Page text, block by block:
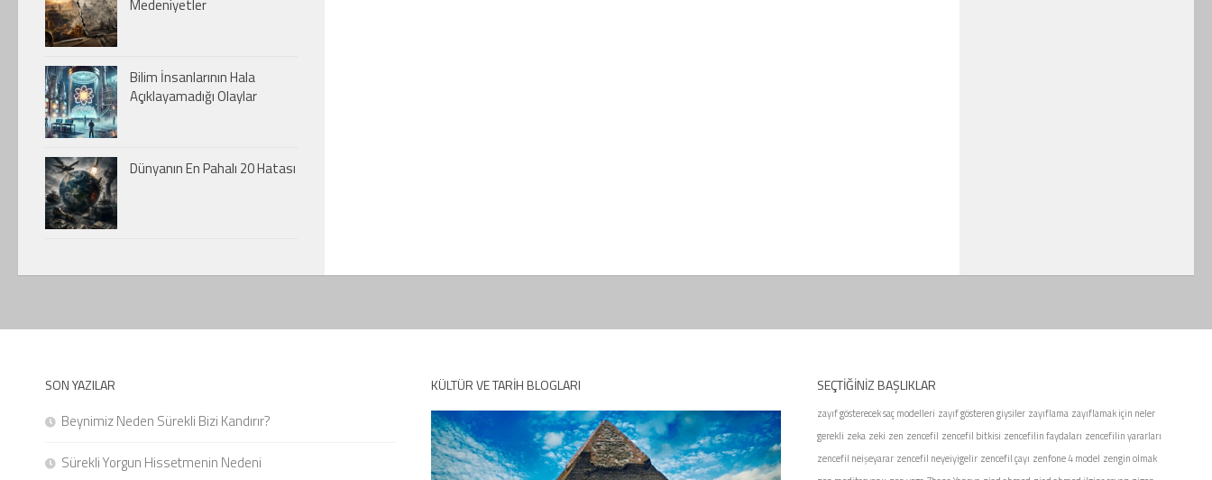
Medeniyetler
Bilim İnsanlarının Hala
Açıklayamadığı Olaylar
Dünyanın En Pahalı 20 Hatası
SON YAZILAR
Beynimiz Neden Sürekli Bizi Kandırır?
Sürekli Yorgun Hissetmenin Nedeni
KÜLTÜR VE TARIH BLOGLARI SEÇTIĞINIZ BAŞLIKLAR
zayıf gösterecek saç modelleri zayıf gösteren giysiler zayıflama zayıflamak için neler
gerekli zeka zeki zen zencefil zencefil bitkisi zencefilin faydaları zencefilin yararları
zencefil neişeyarar zencefil neyeiyigelir zencefil çayı zenfone 4 model zengin olmak